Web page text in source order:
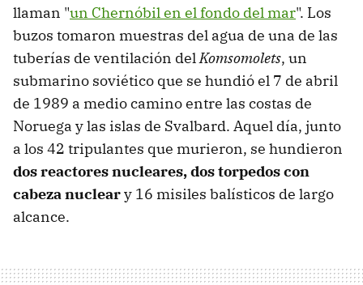
llaman "un Chernóbil en el fondo del mar". Los
buzos tomaron muestras del agua de una de las
tuberías de ventilación delKomsomolets, un
submarino soviético que se hundió el 7 de abril
de 1989 a medio camino entre las costas de
Noruega y las islas de Svalbard. Aquel día, junto
a los 42 tripulantes que murieron, se hundieron
dos reactores nucleares, dos torpedos con
cabeza nucleary 16 misiles balísticos de largo
alcance.